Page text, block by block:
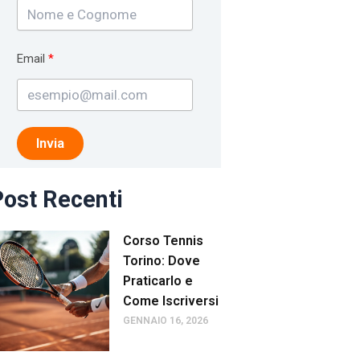
Email
Invia
Recenti
Corso Tennis
Torino: Dove
Praticarlo e
Come Iscriversi
GENNAIO 16, 2026